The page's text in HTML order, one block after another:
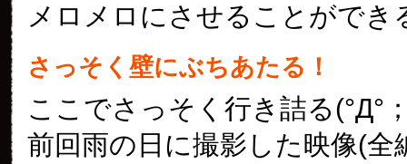
メロメロにさせることができ
さっそく壁にぶちあたる！
ここでさっそく行き詰る(°Д°
前回雨の日に撮影した映像(全